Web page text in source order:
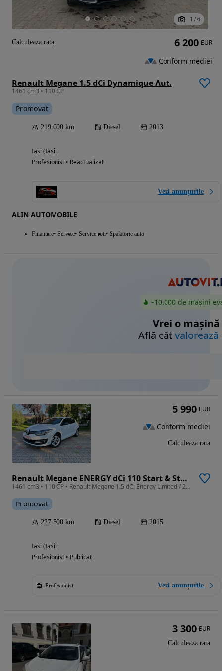
1 / 6
Renault Megane 1.5 dCi Dynamique Aut.
1461 cm3 • 110 CP
Promovat
219 000 km Diesel 2013
Iasi (Iasi)
Profesionist • Reactualizat
Vezi anunțurile
ALIN AUTOMOBILE
Finantare Service Service roti Spalatorie auto
6 200 EUR
Conform mediei
Calculeaza rata
~10.000 de mașini
Vrei o mașină
Află câtvalorează
Renault Megane ENERGY dCi 110 Start & Stop LIMITED
1461 cm3 • 110 CP • Renault Megane 1.5 dCi Energy Limited / 2015 Garanție 1 an
Promovat
227 500 km Diesel 2015
Iasi (Iasi)
Profesionist • Publicat
Profesionist Vezi anunțurile
5 990 EUR
Conform mediei
Calculeaza rata
3 300 EUR
Calculeaza rata